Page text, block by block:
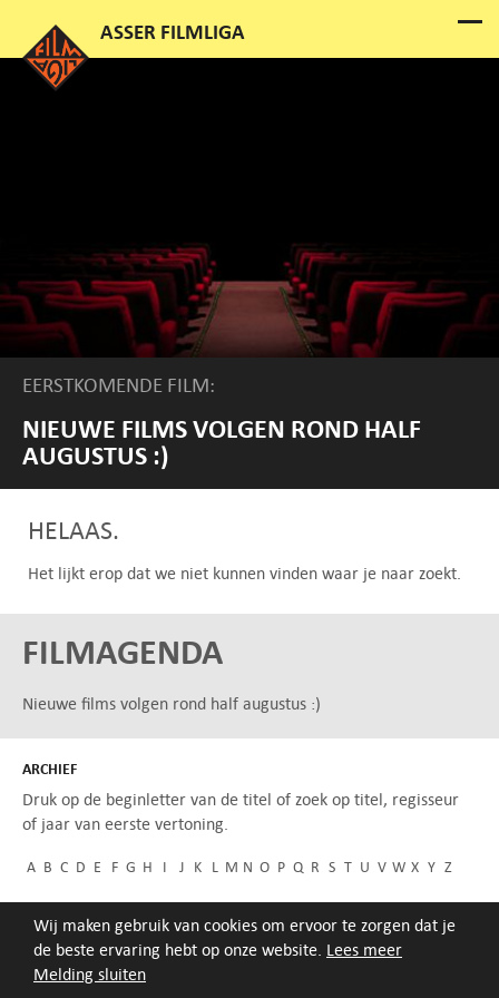
Melding sluiten
Wij maken gebruik van cookies om ervoor te zorgen dat je
de beste ervaring hebt op onze website. Lees meer
EERSTKOMENDE FILM:
NIEUWE FILMS VOLGEN ROND HALF
AUGUSTUS :)
HELAAS.
Het lijkt erop dat we niet kunnen vinden waar je naar zoekt.
FILMAGENDA
Nieuwe films volgen rond half augustus :)
ARCHIEF
Druk op de beginletter van de titel of zoek op titel, regisseur
of jaar van eerste vertoning.
A B C D E F G H I J K L M N O P Q R S T U V W X Y Z